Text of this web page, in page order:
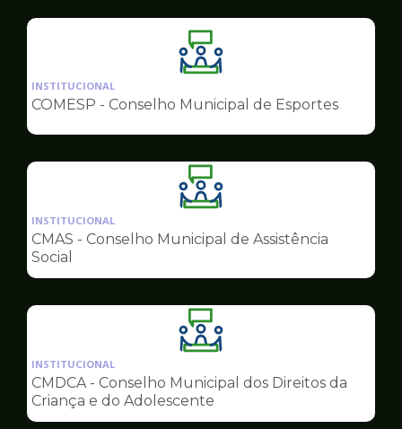
Ilustração
da
pagina
Conselhos
INSTITUCIONAL
COMESP - Conselho Municipal de Esportes
Ilustração
da
pagina
Conselhos
INSTITUCIONAL
CMAS - Conselho Municipal de Assistência
Social
Ilustração
da
pagina
de
Conselhos
INSTITUCIONAL
CMDCA - Conselho Municipal dos Direitos da
Criança e do Adolescente